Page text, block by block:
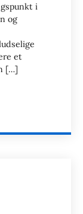
i
og
et
[…]